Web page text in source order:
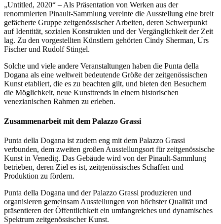
„Untitled, 2020“ – Als Präsentation von Werken aus der
renommierten Pinault-Sammlung vereinte die Ausstellung eine breit
gefächerte Gruppe zeitgenössischer Arbeiten, deren Schwerpunkt
auf Identität, sozialen Konstrukten und der Vergänglichkeit der Zeit
lag. Zu den vorgestellten Künstlern gehörten Cindy Sherman, Urs
Fischer und Rudolf Stingel.
Solche und viele andere Veranstaltungen haben die Punta della
Dogana als eine weltweit bedeutende Größe der zeitgenössischen
Kunst etabliert, die es zu beachten gilt, und bieten den Besuchern
die Möglichkeit, neue Kunsttrends in einem historischen
venezianischen Rahmen zu erleben.
Zusammenarbeit mit dem Palazzo Grassi
Punta della Dogana ist zudem eng mit dem Palazzo Grassi
verbunden, dem zweiten großen Ausstellungsort für zeitgenössische
Kunst in Venedig. Das Gebäude wird von der Pinault-Sammlung
betrieben, deren Ziel es ist, zeitgenössisches Schaffen und
Produktion zu fördern.
Punta della Dogana und der Palazzo Grassi produzieren und
organisieren gemeinsam Ausstellungen von höchster Qualität und
präsentieren der Öffentlichkeit ein umfangreiches und dynamisches
Spektrum zeitgenössischer Kunst.